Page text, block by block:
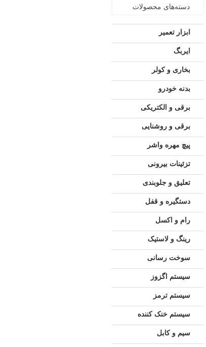
دسته‌های محصولات
ابزار تعمیر
ایربگ
بخاری و کولر
بدنه خودرو
برقی و الکتریکی
برقی و روشنایی
پیچ مهره واشر
تزئینات بیرونی
تعلیق و جلوبندی
دستگیره و قفل
رام و اکسل
رینگ و لاستیک
سوخت رسانی
سیستم اگزوز
سیستم ترمز
سیستم خنک کننده
سیم و کابل